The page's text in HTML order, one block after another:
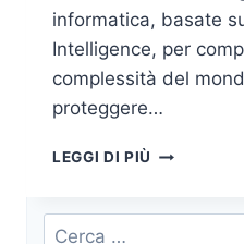
informatica, basate
Intelligence, per
complessità del
proteggere…
LEGGI DI PIÙ
Ricerca